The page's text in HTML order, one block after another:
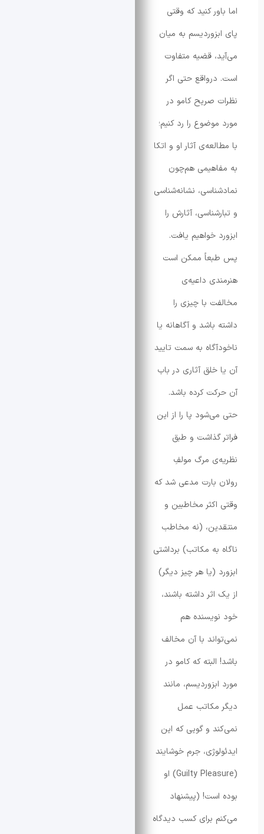
کنید که وقتی
به میان
قضیه متفاوت
حتی اگر
کامو در
را رد کنیم؛
آثار او و اتکا
هم‌چون
نشانه‌شناسی
آثارش را
خواهیم یافت.
ممکن است
داعیه‌ی
با چیزی را
و آگاهانه یا
به سمت تایید
آثاری در باب
کرده باشد.
پا را از این
گذاشت و طبق
مرگ مولفِ
بارت مدعی شد که
مخاطبین و
(نه مخاطب
مکاتب) برداشتی
(یا هر چیز دیگر)
داشته باشند،
هم
با آن مخالف
که کامو در
مانند
عمل
و گویی که این
جرم خوشایند
(Guilty Pleasure) او
(پیشنهاد
برای کسب دیدگاه